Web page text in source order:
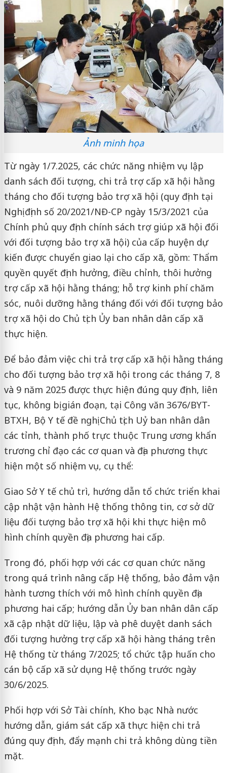
Ảnh minh họa
Từ ngày 1/7.2025, các chức năng nhiệm vụ lập
danh sách đối tượng, chi trả trợ cấp xã hội hằng
tháng cho đối tượng bảo trợ xã hội (quy định tại
Nghị định số 20/2021/NĐ-CP ngày 15/3/2021 của
Chính phủ quy định chính sách trợ giúp xã hội đối
với đối tượng bảo trợ xã hội) của cấp huyện dự
kiến được chuyển giao lại cho cấp xã, gồm: Thẩm
quyền quyết định hưởng, điều chỉnh, thôi hưởng
trợ cấp xã hội hằng tháng; hỗ trợ kinh phí chăm
sóc, nuôi dưỡng hằng tháng đối với đối tượng bảo
trợ xã hội do Chủ tịch Ủy ban nhân dân cấp xã
thực hiện.
Để bảo đảm việc chi trả trợ cấp xã hội hằng tháng
cho đối tượng bảo trợ xã hội trong các tháng 7, 8
và 9 năm 2025 được thực hiện đúng quy định, liên
tục, không bị gián đoạn, tại Công văn 3676/BYT-
BTXH, Bộ Y tế đề nghị Chủ tịch Uỷ ban nhân dân
các tỉnh, thành phố trực thuộc Trung ương khẩn
trương chỉ đạo các cơ quan và địa phương thực
hiện một số nhiệm vụ, cụ thể:
Giao Sở Y tế chủ trì, hướng dẫn tổ chức triển khai
cập nhật vận hành Hệ thống thông tin, cơ sở dữ
liệu đối tượng bảo trợ xã hội khi thực hiện mô
hình chính quyền địa phương hai cấp.
Trong đó, phối hợp với các cơ quan chức năng
trong quá trình nâng cấp Hệ thống, bảo đảm vận
hành tương thích với mô hình chính quyền địa
phương hai cấp; hướng dẫn Ủy ban nhân dân cấp
xã cập nhật dữ liệu, lập và phê duyệt danh sách
đối tượng hưởng trợ cấp xã hội hàng tháng trên
Hệ thống từ tháng 7/2025; tổ chức tập huấn cho
cán bộ cấp xã sử dụng Hệ thống trước ngày
30/6/2025.
Phối hợp với Sở Tài chính, Kho bạc Nhà nước
hướng dẫn, giám sát cấp xã thực hiện chi trả
đúng quy định, đẩy mạnh chi trả không dùng tiền
mặt.